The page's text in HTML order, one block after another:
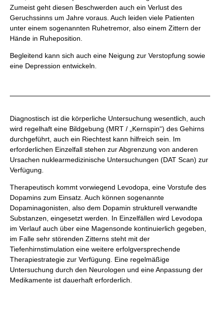
Zumeist geht diesen Beschwerden auch ein Verlust des
Geruchssinns um Jahre voraus. Auch leiden viele Patienten
unter einem sogenannten Ruhetremor, also einem Zittern der
Hände in Ruheposition.
Begleitend kann sich auch eine Neigung zur Verstopfung sowie
eine Depression entwickeln.
Diagnostisch ist die körperliche Untersuchung wesentlich, auch
wird regelhaft eine Bildgebung (MRT / „Kernspin“) des Gehirns
durchgeführt, auch ein Riechtest kann hilfreich sein. Im
erforderlichen Einzelfall stehen zur Abgrenzung von anderen
Ursachen nuklearmedizinische Untersuchungen (DAT Scan) zur
Verfügung.
Therapeutisch kommt vorwiegend Levodopa, eine Vorstufe des
Dopamins zum Einsatz. Auch können sogenannte
Dopaminagonisten, also dem Dopamin strukturell verwandte
Substanzen, eingesetzt werden. In Einzelfällen wird Levodopa
im Verlauf auch über eine Magensonde kontinuierlich gegeben,
im Falle sehr störenden Zitterns steht mit der
Tiefenhirnstimulation eine weitere erfolgversprechende
Therapiestrategie zur Verfügung. Eine regelmäßige
Untersuchung durch den Neurologen und eine Anpassung der
Medikamente ist dauerhaft erforderlich.